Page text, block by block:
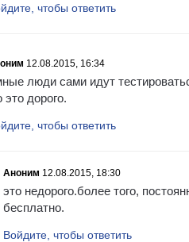
чтобы ответить
12.08.2015, 16:34
люди сами идут
это дорого.
чтобы ответить
Аноним 12.08.2015, 18:30
это недорого.более того,
бесплатно.
Войдите, чтобы ответить